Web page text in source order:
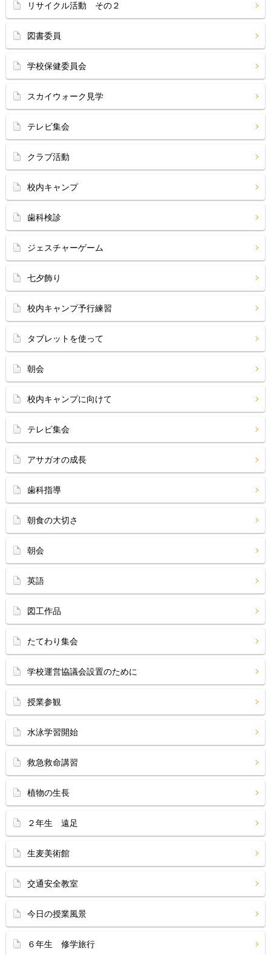
リサイクル活動 その２
図書委員
学校保健委員会
スカイウォーク見学
テレビ集会
クラブ活動
校内キャンプ
歯科検診
ジェスチャーゲーム
七夕飾り
校内キャンプ予行練習
タブレットを使って
朝会
校内キャンプに向けて
テレビ集会
アサガオの成長
歯科指導
朝食の大切さ
朝会
英語
図工作品
たてわり集会
学校運営協議会設置のために
授業参観
水泳学習開始
救急救命講習
植物の生長
２年生 遠足
生麦美術館
交通安全教室
今日の授業風景
６年生 修学旅行